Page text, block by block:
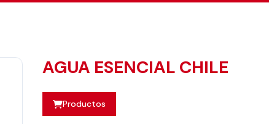
AGUA ESENCIAL CHILE
Productos